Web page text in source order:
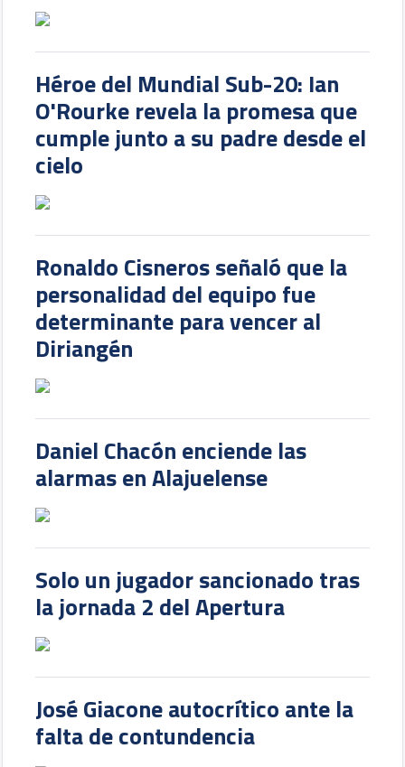
Héroe del Mundial Sub-20: Ian
O'Rourke revela la promesa que
cumple junto a su padre desde el
cielo
Ronaldo Cisneros señaló que la
personalidad del equipo fue
determinante para vencer al
Diriangén
Daniel Chacón enciende las
alarmas en Alajuelense
Solo un jugador sancionado tras
la jornada 2 del Apertura
José Giacone autocrítico ante la
falta de contundencia